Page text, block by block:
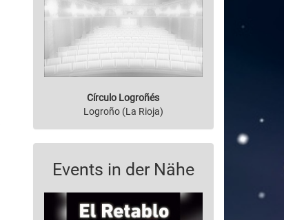
Círculo Logroñés
Logroño (La Rioja)
Events in der Nähe